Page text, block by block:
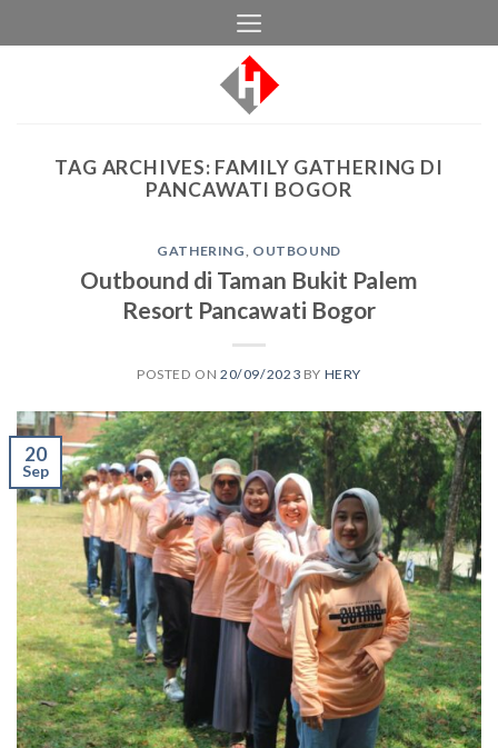
to
TAG ARCHIVES: FAMILY GATHERING DI
PANCAWATI BOGOR
GATHERING OUTBOUND
Outbound di Taman Bukit Palem
Resort Pancawati Bogor
POSTED ON20/09/2023 BY HERY
20
Sep